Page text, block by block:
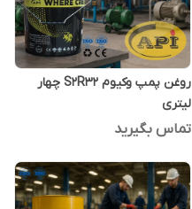
روغن پمپ وکیوم S2R32 چهار
لیتری
تماس بگیرید